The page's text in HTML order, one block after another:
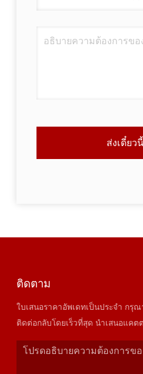
ส่งเดี๋ยวนี้
ติดตาม
ใบเสนอราคาอัพเดทเป็นประจำ กรุ
ติดต่อกลับโดยเร็วที่สุด น